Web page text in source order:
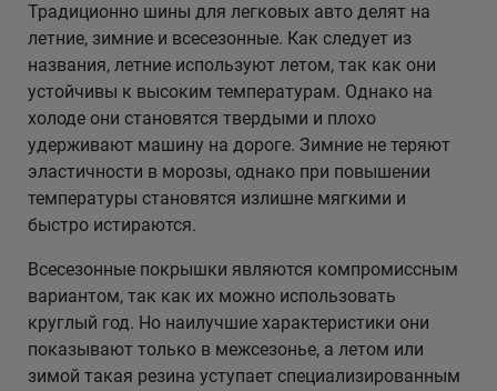
Традиционно шины для легковых авто делят на
летние, зимние и всесезонные. Как следует из
названия, летние используют летом, так как они
устойчивы к высоким температурам. Однако на
холоде они становятся твердыми и плохо
удерживают машину на дороге. Зимние не теряют
эластичности в морозы, однако при повышении
температуры становятся излишне мягкими и
быстро истираются.
Всесезонные покрышки являются компромиссным
вариантом, так как их можно использовать
круглый год. Но наилучшие характеристики они
показывают только в межсезонье, а летом или
зимой такая резина уступает специализированным